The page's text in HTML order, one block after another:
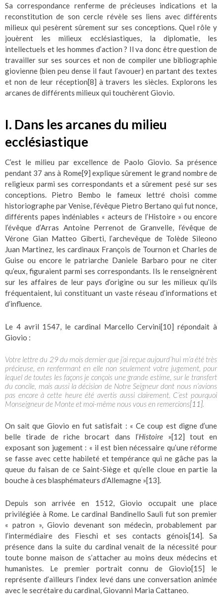
Sa correspondance renferme de précieuses indications et la
reconstitution de son cercle révèle ses liens avec différents
milieux qui pesèrent sûrement sur ses conceptions. Quel rôle y
jouèrent les milieux ecclésiastiques, la diplomatie, les
intellectuels et les hommes d’action ? Il va donc être question de
travailler sur ses sources et non de compiler une bibliographie
giovienne (bien peu dense il faut l’avouer) en partant des textes
et non de leur réception[8] à travers les siècles. Explorons les
arcanes de différents milieux qui touchèrent Giovio.
I. Dans les arcanes du milieu
ecclésiastique
C’est le milieu par excellence de Paolo Giovio. Sa présence
pendant 37 ans à Rome[9] explique sûrement le grand nombre de
religieux parmi ses correspondants et a sûrement pesé sur ses
conceptions. Pietro Bembo le fameux lettré choisi comme
historiographe par Venise, l’évêque Pietro Bertano qui fut nonce,
différents papes indéniables « acteurs de l’Histoire » ou encore
l’évêque d’Arras Antoine Perrenot de Granvelle, l’évêque de
Vérone Gian Matteo Giberti, l’archevêque de Tolède Sileono
Juan Martinez, les cardinaux François de Tournon et Charles de
Guise ou encore le patriarche Daniele Barbaro pour ne citer
qu’eux, figuraient parmi ses correspondants. Ils le renseignèrent
sur les affaires de leur pays d’origine ou sur les milieux qu’ils
fréquentaient, lui constituant un vaste réseau d’informations et
d’influence.
Le 4 avril 1547, le cardinal Marcello Cervini[10] répondait à
Giovio :
Votre lettre du 29 du mois dernier que j’ai reçue aujourd’hui m’a été très
précieuse, en renfermant en elle non seulement votre jugement, pour
lequel de toutes les façons je conçois une grande estime, sur le transfert
du concile, mais aussi la décision de Notre Seigneur dont nous n’avions
pas encore à cette heure été avertis aussi clairement. C’est pourquoi
Monseigneur de Monte et moi-même nous vous en remercions[11].
On sait que Giovio en fut satisfait : « Ce coup est digne d’une
belle tirade de riche brocart dans l’Histoire»[12] tout en
exposant son jugement : « il est bien nécessaire qu’une réforme
se fasse avec cette habileté et tempérance qui ne gâche pas la
queue du faisan de ce Saint-Siège et qu’elle cloue en partie la
bouche à ces blasphémateurs d’Allemagne »[13].
Depuis son arrivée en 1512, Giovio occupait une place
privilégiée à Rome. Le cardinal Bandinello Sauli fut son premier
« patron », Giovio devenant son médecin, probablement par
l’intermédiaire des Fieschi et ses contacts génois[14]. Sa
présence dans la suite du cardinal venait de la nécessité pour
toute bonne maison de s’attacher au moins deux médecins et
humanistes. Le premier portrait connu de Giovio[15] le
représente d’ailleurs l’index levé dans une conversation animée
avec le secrétaire du cardinal, Giovanni Maria Cattaneo.